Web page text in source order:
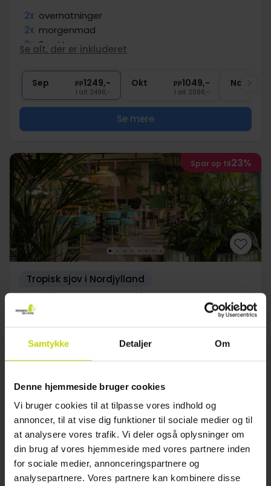
Samtykke Detaljer Om
Denne hjemmeside bruger cookies
Vi bruger cookies til at tilpasse vores indhold og
annoncer, til at vise dig funktioner til sociale medier og til
at analysere vores trafik. Vi deler også oplysninger om
din brug af vores hjemmeside med vores partnere inden
for sociale medier, annonceringspartnere og
analysepartnere. Vores partnere kan kombinere disse
2x overnatninger
2x morgenmad
2x 2-retters menu
1x velkomst forfriskning
Se alt, der er inkluderet
Sep pp1249,-
I alt 2498,-
Okt pp1049,-
I alt 2098,-
Nov
Se mere
Spar op til23%
Tropisk sjov i Nordjylland
Quality Hotel The Reef
1x 3-retters menu
1x 1 glas vin, øl el. vand
1x Adgang til indendørs badeland
1x kaffe to go
Se alt, der er inkluderet
Aug pp1059,-
I alt 2118,-
Sep pp1059,-
I alt 2118,-
Okt
Se mere